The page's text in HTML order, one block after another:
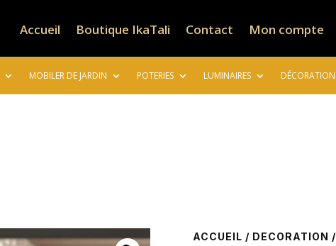
Accueil Boutique IkaTali Contact Mon compte
MOBILER DE JARDIN POTERIES LUMINAIRES DÉCORATION
ACCUEIL / DECORATION /